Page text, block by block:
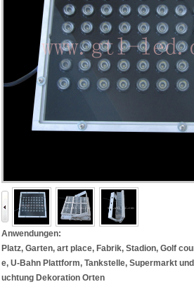
Anwendungen:
Platz, Garten, art place, Fabrik, Stadion, Golf
e, U-Bahn Plattform, Tankstelle, Supermarkt
uchtung Dekoration Orten